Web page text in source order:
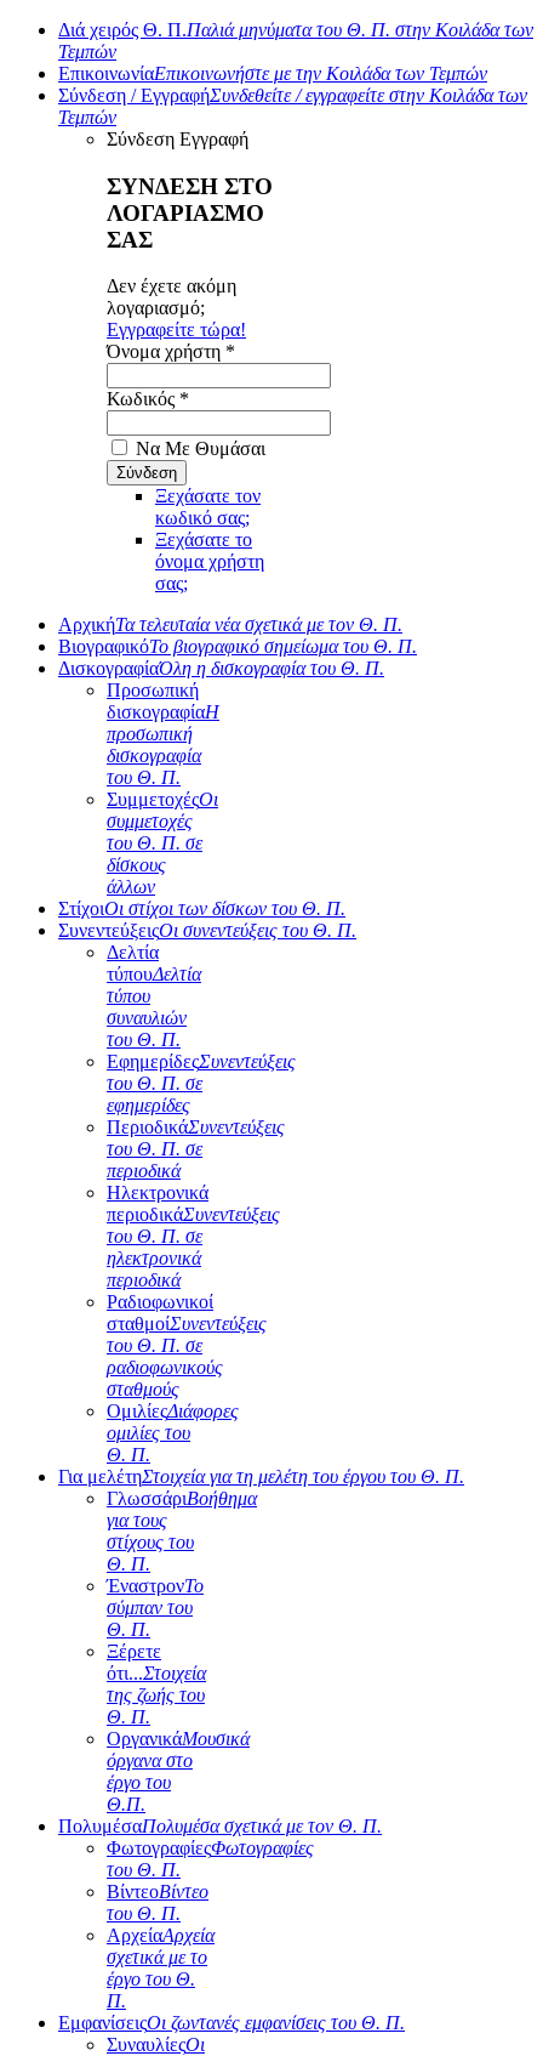
Διά χειρός Θ. Π.Παλιά μηνύματα του Θ. Π. στην Κοιλάδα των
Τεμπών
ΕπικοινωνίαΕπικοινωνήστε με την Κοιλάδα των Τεμπών
Σύνδεση / ΕγγραφήΣυνδεθείτε / εγγραφείτε στην Κοιλάδα των
Τεμπών
Σύνδεση Εγγραφή
ΣΥΝΔΕΣΗ ΣΤΟ
ΛΟΓΑΡΙΑΣΜΟ
ΣΑΣ
Δεν έχετε ακόμη
λογαριασμό;
Εγγραφείτε τώρα!
Όνομα χρήστη *
Κωδικός *
Να Με Θυμάσαι
Ξεχάσατε τον
κωδικό σας;
Ξεχάσατε το
όνομα χρήστη
σας;
ΑρχικήΤα τελευταία νέα σχετικά με τον Θ. Π.
ΒιογραφικόΤο βιογραφικό σημείωμα του Θ. Π.
ΔισκογραφίαΌλη η δισκογραφία του Θ. Π.
Προσωπική
δισκογραφίαΗ
προσωπική
δισκογραφία
του Θ. Π.
ΣυμμετοχέςΟι
συμμετοχές
του Θ. Π. σε
δίσκους
άλλων
ΣτίχοιΟι στίχοι των δίσκων του Θ. Π.
ΣυνεντεύξειςΟι συνεντεύξεις του Θ. Π.
Δελτία
τύπουΔελτία
τύπου
συναυλιών
του Θ. Π.
ΕφημερίδεςΣυνεντεύξεις
του Θ. Π. σε
εφημερίδες
ΠεριοδικάΣυνεντεύξεις
του Θ. Π. σε
περιοδικά
Ηλεκτρονικά
περιοδικάΣυνεντεύξεις
του Θ. Π. σε
ηλεκτρονικά
περιοδικά
Ραδιοφωνικοί
σταθμοίΣυνεντεύξεις
του Θ. Π. σε
ραδιοφωνικούς
σταθμούς
ΟμιλίεςΔιάφορες
ομιλίες του
Θ. Π.
Για μελέτηΣτοιχεία για τη μελέτη του έργου του Θ. Π.
ΓλωσσάριΒοήθημα
για τους
στίχους του
Θ. Π.
ΈναστρονΤο
σύμπαν του
Θ. Π.
Ξέρετε
ότι...Στοιχεία
της ζωής του
Θ. Π.
ΟργανικάΜουσικά
όργανα στο
έργο του
Θ.Π.
ΠολυμέσαΠολυμέσα σχετικά με τον Θ. Π.
ΦωτογραφίεςΦωτογραφίες
του Θ. Π.
ΒίντεοΒίντεο
του Θ. Π.
ΑρχείαΑρχεία
σχετικά με το
έργο του Θ.
Π.
ΕμφανίσειςΟι ζωντανές εμφανίσεις του Θ. Π.
ΣυναυλίεςΟι